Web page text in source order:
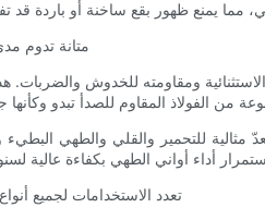
2. متانة تدوم
ومقاومته للخدوش والضربات.
للتحمير والقلي والطهي البطيء
3. تعدد الاستخدامات لجميع